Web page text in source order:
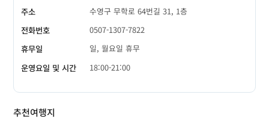
주소
수영구 무학로 64번길 31, 1층
전화번호
0507-1307-7822
휴무일
일, 월요일 휴무
운영요일 및 시간
18:00-21:00
추천여행지